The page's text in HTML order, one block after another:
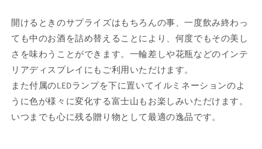
せ
ん
ん
開けるときのサプライズはもちろんの事、一度飲み終わっ
ても中のお酒を詰め替えることにより、何度でもその美し
さを味わうことができます。一輪差しや花瓶などのインテ
リアディスプレイにもご利用いただけます。
また付属のLEDランプを下に置いてイルミネーションのよ
うに色が様々に変化する富士山もお楽しみいただけます。
いつまでも心に残る贈り物として最適の逸品です。